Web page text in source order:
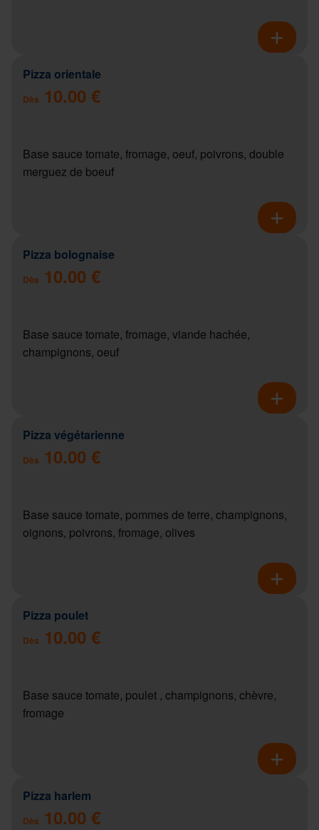
Pizza orientale
Dès 10.00 €
Base sauce tomate, fromage, oeuf, poivrons, double
merguez de boeuf
Pizza bolognaise
Dès 10.00 €
Base sauce tomate, fromage, viande hachée,
champignons, oeuf
Pizza végétarienne
Dès 10.00 €
Base sauce tomate, pommes de terre, champignons,
oignons, poivrons, fromage, olives
Pizza poulet
Dès 10.00 €
Base sauce tomate, poulet , champignons, chèvre,
fromage
Pizza harlem
Dès 10.00 €